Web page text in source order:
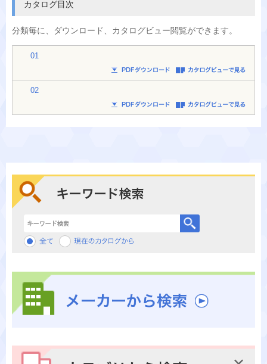
カタログ目次
分類毎に、 ダウンロード、カタログビュー閲覧ができます。
01
02
キーワード検索